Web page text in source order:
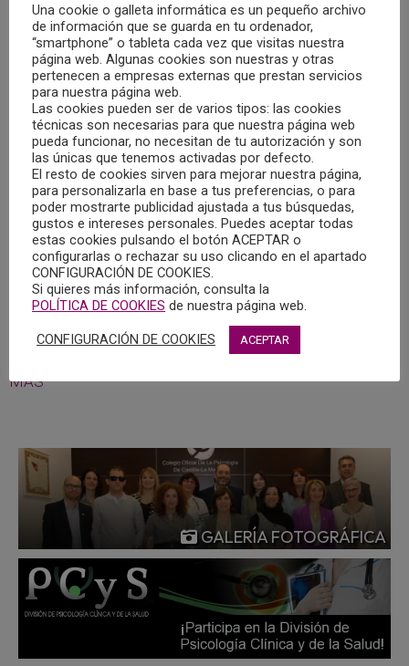
LA SOLEDAD NO DESEADA, UNA
CIRCUNSTANCIA QUE NOS AFECTA A TODAS
LAS PERSONAS EN ALGÚN MOMENTO DE
NUESTRA VIDA, DESDE LA INFANCIA, HASTA
QUE ENVEJECEMOS
17/02/2025
“La soledad no deseada” esuna circunstancia que
afecta cada vez más a la población mundial. Implica un
sufrimiento por parte de la persona que lo padece, debido
a la percepción de que las relaciones interpersonales que
mantienen son insuficientes o de baja calidad e intensidad
a como desearían que fuese. Implica consecuencias
negativas para la salud de la persona, provocando
consecuencias a muchos niveles, entre ellos, a nivel de
salud psicológica y física, social, económica, etc.
MÁS
GALERÍA FOTOGRÁFICA
Una cookie o galleta informática es un pequeño archivo
de información que se guarda en tu ordenador,
“smartphone” o tableta cada vez que visitas nuestra
página web. Algunas cookies son nuestras y otras
pertenecen a empresas externas que prestan servicios
para nuestra página web.
Las cookies pueden ser de varios tipos: las cookies
técnicas son necesarias para que nuestra página web
pueda funcionar, no necesitan de tu autorización y son
las únicas que tenemos activadas por defecto.
El resto de cookies sirven para mejorar nuestra página,
para personalizarla en base a tus preferencias, o para
poder mostrarte publicidad ajustada a tus búsquedas,
gustos e intereses personales. Puedes aceptar todas
estas cookies pulsando el botón ACEPTAR o
configurarlas o rechazar su uso clicando en el apartado
CONFIGURACIÓN DE COOKIES.
Si quieres más información, consulta la
POLÍTICA DE COOKIES de nuestra página web.
CONFIGURACIÓN DE COOKIES ACEPTAR